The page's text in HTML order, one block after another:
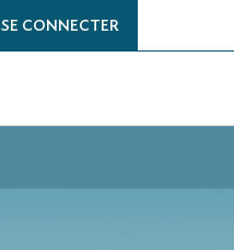
SE CONNECTER